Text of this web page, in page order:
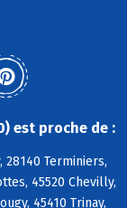
est proche de :
28140 Terminiers,
45520 Chevilly,
45410 Trinay,